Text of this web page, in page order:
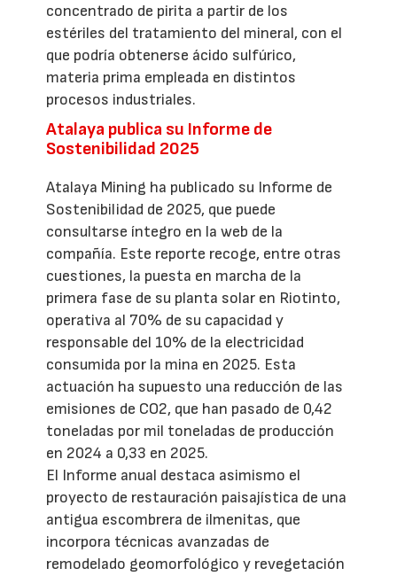
concentrado de pirita a partir de los
estériles del tratamiento del mineral, con el
que podría obtenerse ácido sulfúrico,
materia prima empleada en distintos
procesos industriales.
Atalaya publica su Informe de
Sostenibilidad 2025
Atalaya Mining ha publicado su Informe de
Sostenibilidad de 2025, que puede
consultarse íntegro en la web de la
compañía. Este reporte recoge, entre otras
cuestiones, la puesta en marcha de la
primera fase de su planta solar en Riotinto,
operativa al 70% de su capacidad y
responsable del 10% de la electricidad
consumida por la mina en 2025. Esta
actuación ha supuesto una reducción de las
emisiones de CO2, que han pasado de 0,42
toneladas por mil toneladas de producción
en 2024 a 0,33 en 2025.
El Informe anual destaca asimismo el
proyecto de restauración paisajística de una
antigua escombrera de ilmenitas, que
incorpora técnicas avanzadas de
remodelado geomorfológico y revegetación